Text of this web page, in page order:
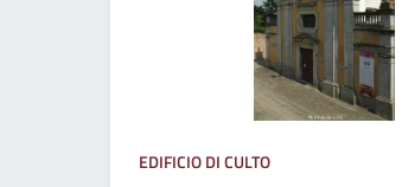
EDIFICIO DI CULTO